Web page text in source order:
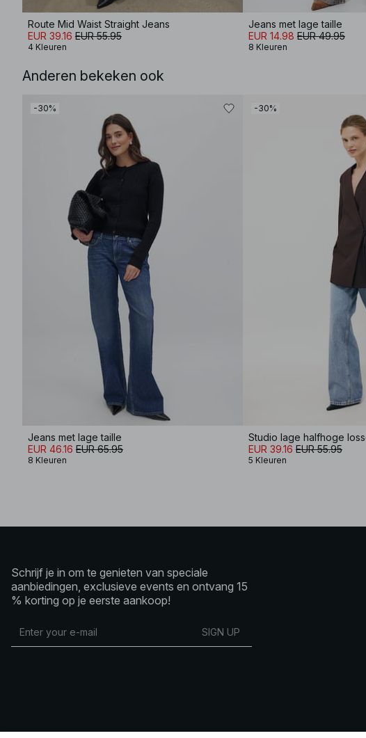
Route Mid Waist Straight Jeans
EUR 39.16 EUR 55.95
4 Kleuren
Jeans met lage taille
EUR 14.98 EUR 49.95
8 Kleuren
Anderen bekeken ook
-30%
Jeans met lage taille
EUR 46.16 EUR 65.95
8 Kleuren
-30%
Studio lage halfhoge
EUR 39.16 EUR 55.95
5 Kleuren
Schrijf je in om te genieten van speciale
aanbiedingen, exclusieve events en ontvang 15
% korting op je eerste aankoop!
SIGN UP